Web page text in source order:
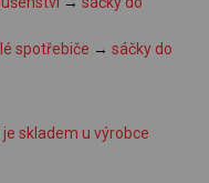
spotřebiče →sáčky do
skladem u výrobce